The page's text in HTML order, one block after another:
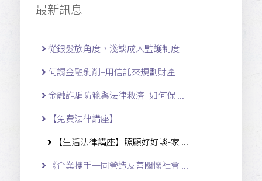
最新訊息
從銀髮族角度，淺談成人監護制度
何謂金融剝削–用信託來規劃財產
金融詐騙防範與法律救濟–如何保 ...
【免費法律講座】
【生活法律講座】照顧好好談-家 ...
《企業攜手一同營造友善關懷社會 ...